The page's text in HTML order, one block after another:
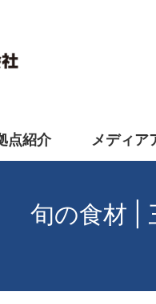
点紹介 メディア
旬の食材 |